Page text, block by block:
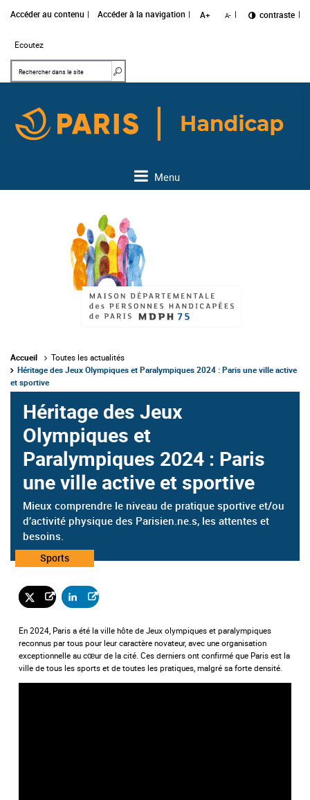
Accéder au contenu Accéder à la navigation A+ A- Changer le
contraste
Ecoutez
Mots clés
Menu
Accueil
Toutes les actualités
Héritage des Jeux Olympiques et Paralympiques 2024 : Paris une ville active
et sportive
Héritage des Jeux
Olympiques et
Paralympiques 2024 : Paris
une ville active et sportive
Mieux comprendre le niveau de pratique sportive et/ou
d’activité physique des Parisien.ne.s, les attentes et
besoins.
Catégorie
Sports
En 2024, Paris a été la ville hôte de Jeux olympiques et paralympiques
reconnus par tous pour leur caractère novateur, avec une organisation
exceptionnelle au cœur de la cité. Ces derniers ont confirmé que Paris est la
ville de tous les sports et de toutes les pratiques, malgré sa forte densité.